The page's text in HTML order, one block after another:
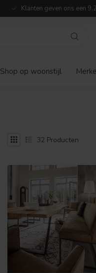
Klanten geven ons een
Shop op woonstijl
32 Producten